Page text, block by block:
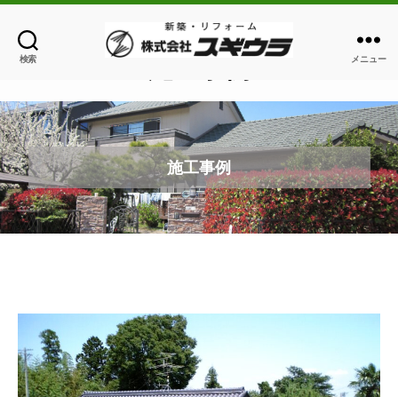
検索
社
ス
ギ
ウ
ラ
メニュー
施工事例